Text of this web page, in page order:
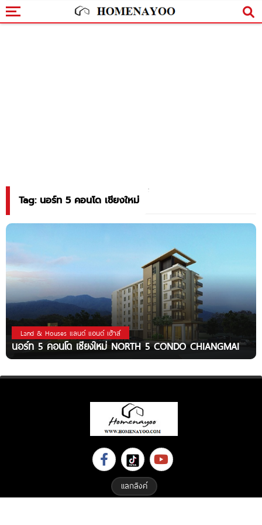
Tag: นอร์ท 5 คอนโด เชียงใหม่
Land & Houses แลนด์ แอนด์ เฮ้าส์
นอร์ท 5 คอนโด เชียงใหม่ NORTH 5 CONDO CHIANGMAI
แลกลิงค์